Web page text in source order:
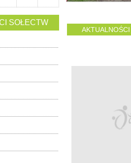
SOŁECTW
AKTUALNOŚCI